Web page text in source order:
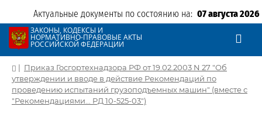
Актуальные документы по состоянию на: 07 августа 2026
ЗАКОНЫ, КОДЕКСЫ И
НОРМАТИВНО-ПРАВОВЫЕ АКТЫ
РОССИЙСКОЙ ФЕДЕРАЦИИ
| Приказ Госгортехнадзора РФ от 19.02.2003 N 27 "Об
утверждении и вводе в действие Рекомендаций по
проведению испытаний грузоподъемных машин" (вместе с
"Рекомендациями... РД 10-525-03")